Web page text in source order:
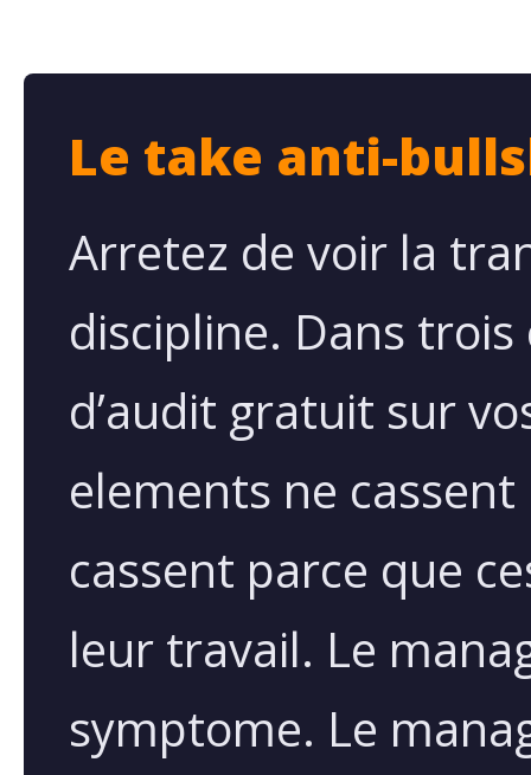
Le take anti-
Arretez de voir la
discipline. Dans
d’audit gratuit sur
elements ne
cassent parce que
leur travail. Le
symptome. Le